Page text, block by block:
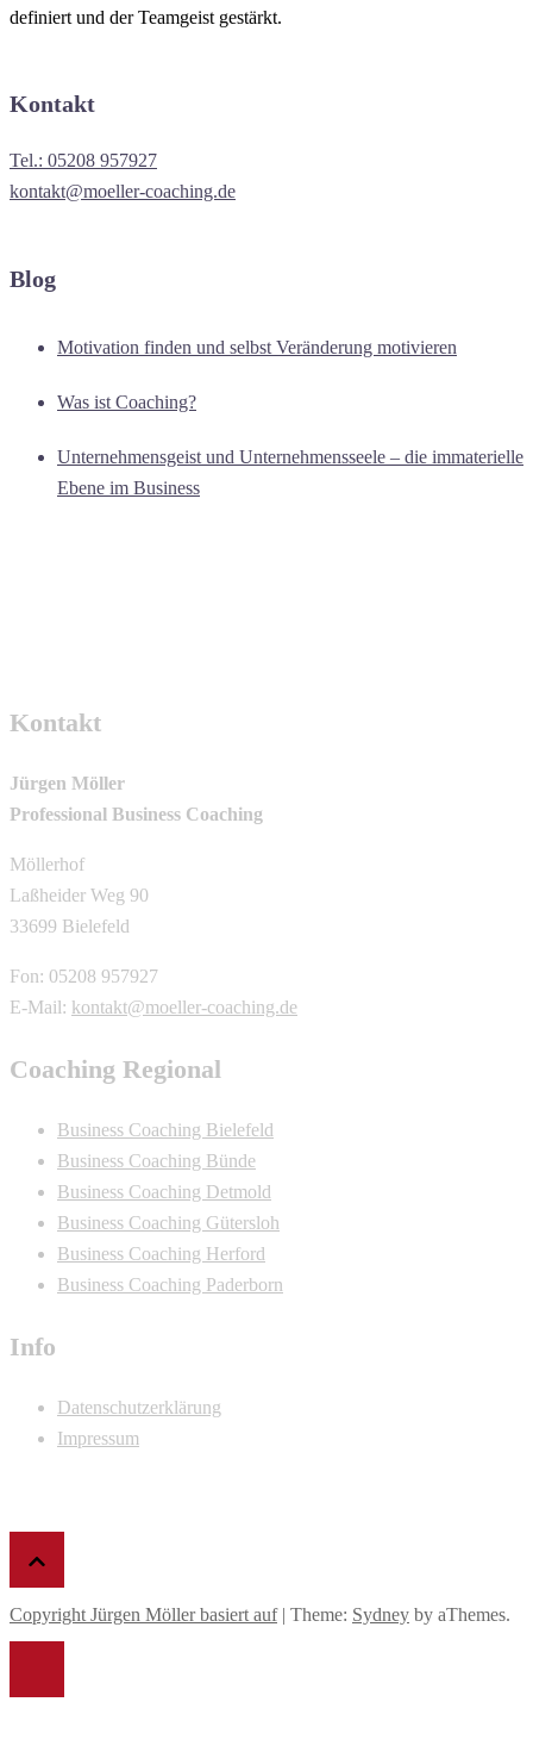
definiert und der Teamgeist gestärkt.
Kontakt
Tel.: 05208 957927
kontakt@moeller-coaching.de
Blog
Motivation finden und selbst Veränderung motivieren
Was ist Coaching?
Unternehmensgeist und Unternehmensseele – die immaterielle
Ebene im Business
Kontakt
Jürgen Möller
Professional Business Coaching
Möllerhof
Laßheider Weg 90
33699 Bielefeld
Fon: 05208 957927
E-Mail: kontakt@moeller-coaching.de
Coaching Regional
Business Coaching Bielefeld
Business Coaching Bünde
Business Coaching Detmold
Business Coaching Gütersloh
Business Coaching Herford
Business Coaching Paderborn
Info
Datenschutzerklärung
Impressum
Copyright Jürgen Möller basiert auf | Theme: Sydney by aThemes.